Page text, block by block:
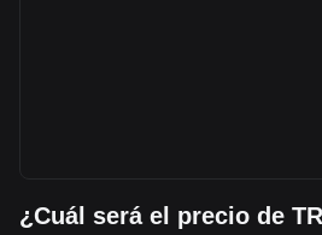
¿Cuál será el precio de